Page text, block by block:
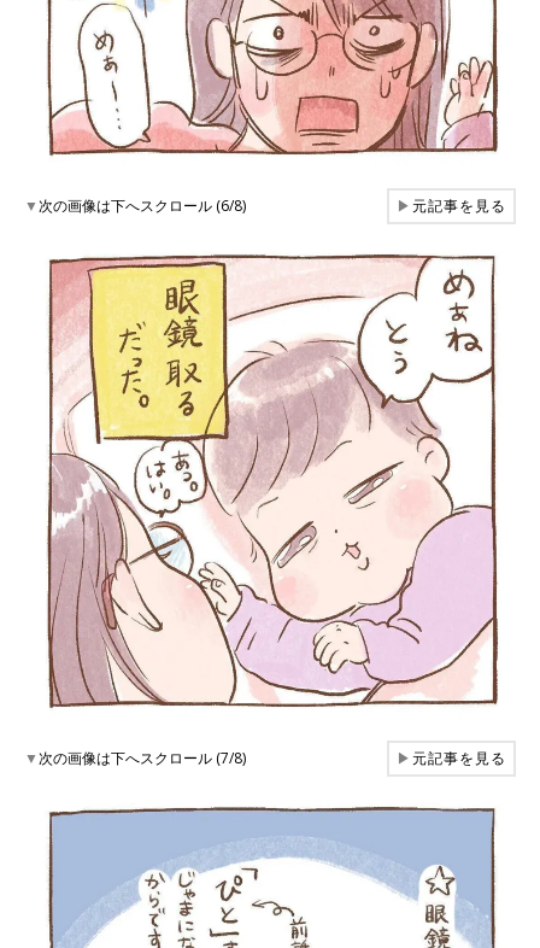
▼次の画像は下へスクロール (6/8) ▶元記事を見る
▼次の画像は下へスクロール (7/8) ▶元記事を見る